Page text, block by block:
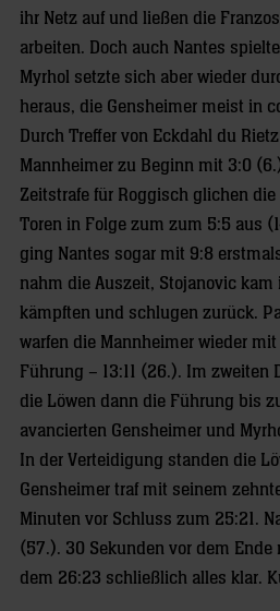
ihr Netz auf und ließen die
arbeiten. Doch auch Nantes
Myrhol setzte sich aber wieder
heraus, die Gensheimer meist in
Durch Treffer von Eckdahl du
Mannheimer zu Beginn mit 3:0
Zeitstrafe für Roggisch glichen
Toren in Folge zum zum 5:5 aus
ging Nantes sogar mit 9:8
nahm die Auszeit, Stojanovic kam
kämpften und schlugen zurück.
warfen die Mannheimer wieder
Führung – 13:11 (26.). Im zweiten
die Löwen dann die Führung bis
avancierten Gensheimer und
In der Verteidigung standen die
Gensheimer traf mit seinem
Minuten vor Schluss zum 25:21.
(57.). 30 Sekunden vor dem
dem 26:23 schließlich alles klar.